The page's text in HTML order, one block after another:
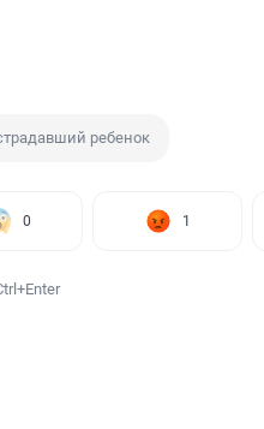
ребенок
0 1